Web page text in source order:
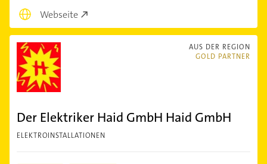
Webseite
AUS DER REGION
GOLD PARTNER
Der Elektriker Haid GmbH Haid GmbH
ELEKTROINSTALLATIONEN